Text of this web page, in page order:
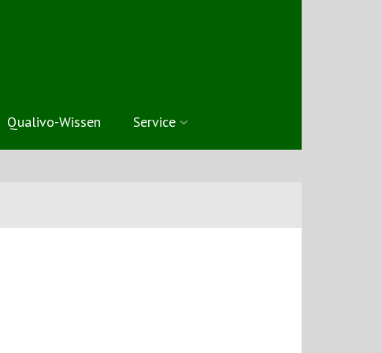
Qualivo-Wissen Service